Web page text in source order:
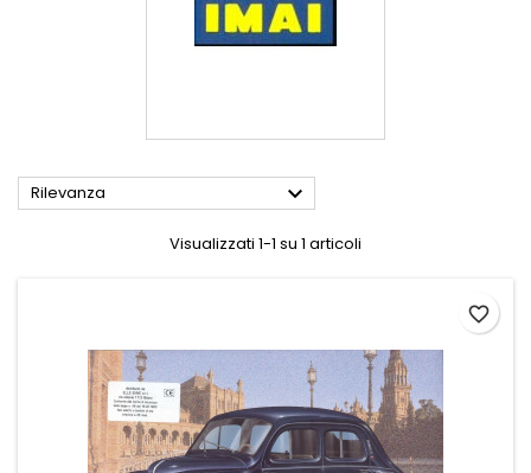
Rilevanza 
Visualizzati 1-1 su 1 articoli
favorite_border